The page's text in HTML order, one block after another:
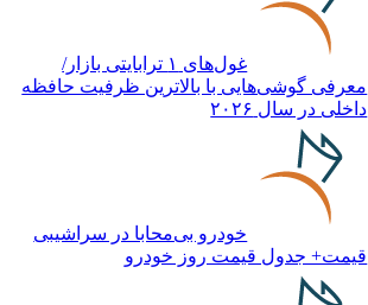
غول‌های ۱ ترابایتی بازار/
معرفی گوشی‌هایی با بالاترین ظرفیت حافظه
داخلی در سال ۲۰۲۶
خودرو بی‌محابا در سراشیبی
قیمت+ جدول قیمت روز خودرو